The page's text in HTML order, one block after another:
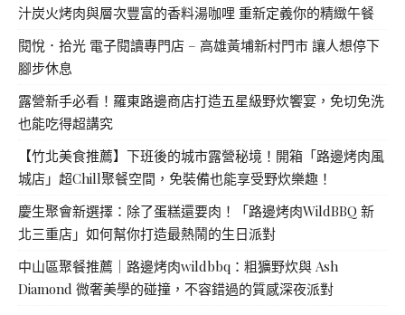
汁炭火烤肉與層次豐富的香料湯咖哩 重新定義你的精緻午餐
閱悅．拾光 電子閱讀專門店 – 高雄黃埔新村門市 讓人想停下
腳步休息
露營新手必看！羅東路邊商店打造五星級野炊饗宴，免切免洗
也能吃得超講究
【竹北美食推薦】下班後的城市露營秘境！開箱「路邊烤肉風
城店」超Chill聚餐空間，免裝備也能享受野炊樂趣！
慶生聚會新選擇：除了蛋糕還要肉！「路邊烤肉WildBBQ 新
北三重店」如何幫你打造最熱鬧的生日派對
中山區聚餐推薦｜路邊烤肉wildbbq：粗獷野炊與 Ash
Diamond 微奢美學的碰撞，不容錯過的質感深夜派對